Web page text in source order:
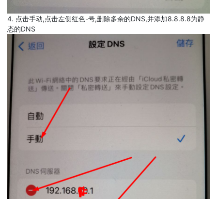
4. 点击手动,点击左侧红色-号,删除多余的DNS,并添加8.8.8.8为静
态的DNS